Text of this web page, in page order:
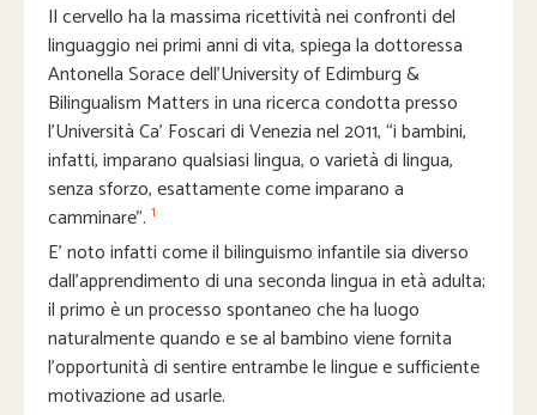
Il cervello ha la massima ricettività nei confronti del
linguaggio nei primi anni di vita, spiega la dottoressa
Antonella Sorace dell’University of Edimburg &
Bilingualism Matters in una ricerca condotta presso
l’Università Ca’ Foscari di Venezia nel 2011, “i bambini,
infatti, imparano qualsiasi lingua, o varietà di lingua,
senza sforzo, esattamente come imparano a
camminare”. 1
E’ noto infatti come il bilinguismo infantile sia diverso
dall’apprendimento di una seconda lingua in età adulta;
il primo è un processo spontaneo che ha luogo
naturalmente quando e se al bambino viene fornita
l’opportunità di sentire entrambe le lingue e sufficiente
motivazione ad usarle.